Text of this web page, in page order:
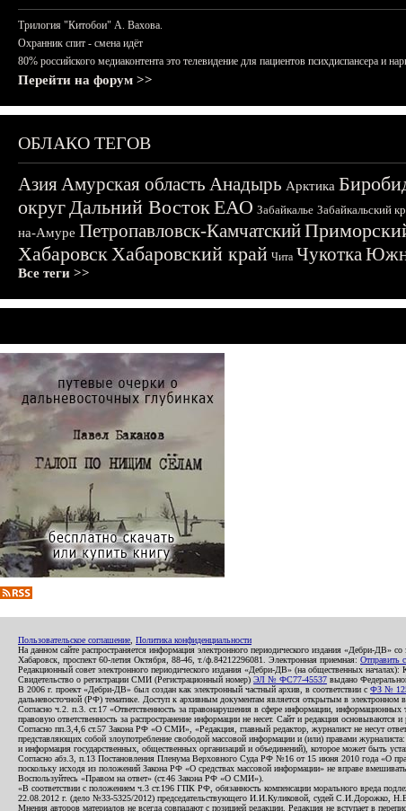
Трилогия "Китобои" А. Вахова.
Охранник спит - смена идёт
80% российского медиаконтента это телевидение для пациентов психдиспансера и
Перейти на форум >>
ОБЛАКО ТЕГОВ
АзияАмурская область Анадырь Арктика
округДальний ВостокЕАО Забайкалье Забайкальский
на-Амуре Петропавловск-Камчатский
ХабаровскХабаровский край Чита Чукотка
Все теги >>
Пользовательское соглашение Политика конфиденциальности
На данном сайте распространяется информация электронного периодического издания «Дебри-
Хабаровск, проспект 60-летия Октября, 88-46, т./ф.84212296081. Электронная приемная: Отправить
Редакционный совет электронного периодического издания «Дебри-ДВ» (на
Свидетельство о регистрации СМИ (Регистрационный номер) ЭЛ № ФС77-45537 выдано
В 2006 г. проект «Дебри-ДВ» был создан как электронный частный архив, в соответствии с ФЗ № 125
дальневосточной (РФ) тематике. Доступ к архивным документам является открытым в электронном
Согласно ч.2. п.3. ст.17 «Ответственность за правонарушения в сфере информации,
правовую ответственность за распространение информации не несет. Сайт и редакция
Согласно пп.3,4,6 ст.57 Закона РФ «О СМИ», «Редакция, главный редактор, журналист не несут
представляющих собой злоупотребление свободой массовой информации и (или) правами
и информация государственных, общественных организаций и объединений), которое может быть
Согласно абз.3, п.13 Постановления Пленума Верховного Суда РФ №16 от 15 июня 2010 года «О
поскольку исходя из положений Закона РФ «О средствах массовой информации» не вправе
Воспользуйтесь «Правом на ответ» (ст.46 Закона РФ «О СМИ»).
«В соответствии с положением ч.3 ст.196 ГПК РФ, обязанность компенсации морального вреда
22.08.2012 г. (дело №33-5325/2012) председательствующего И.И.Куликовой, судей С.И.Дорожко,
Мнения авторов материалов не всегда совпадают с позицией редакции. Редакция не вступает в